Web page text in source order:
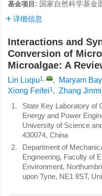
基金项目: 国家自然科学基金
详细信息
Interactions and
Conversion of
Microalgae: A
Lin Luqiu1, , Maryam
Xiong Feifei1, Zhang
1.
State Key Laboratory of
Energy and Power
University of Science
430074, China
2.
Department of
Engineering, Faculty of
Environment,
upon Tyne, NE1 8ST,